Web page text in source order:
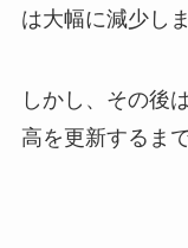
は大幅に減少し
しかし、その後
高を更新するま